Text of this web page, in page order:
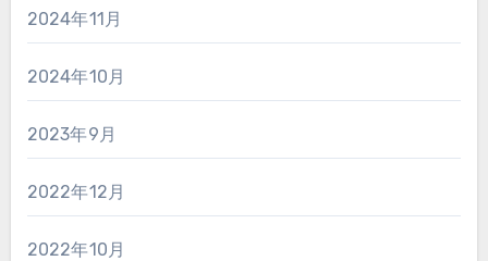
2024年11月
2024年10月
2023年9月
2022年12月
2022年10月